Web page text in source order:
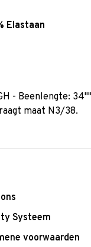
Elastaan
- Beenlengte: 34""
maat N3/38.
Systeem
voorwaarden